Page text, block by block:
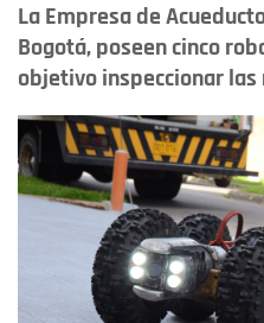
La Empresa de
Bogotá, poseen cinco
objetivo inspeccionar